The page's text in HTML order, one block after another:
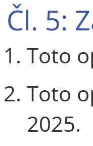
Čl. 5:
Toto
Toto
2025.